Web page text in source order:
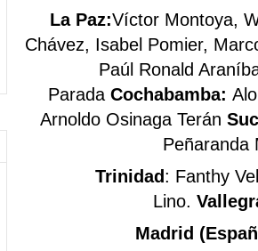
La Paz:Víctor Montoya,
Chávez, Isabel Pomier,
Paúl Ronald
ParadaCochabamba:
Arnoldo Osinaga Terán
Peñaranda
Trinidad: Fanthy
Lino.
Madrid